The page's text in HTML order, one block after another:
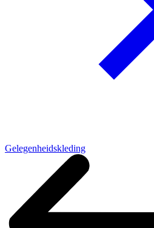
Gelegenheidskleding